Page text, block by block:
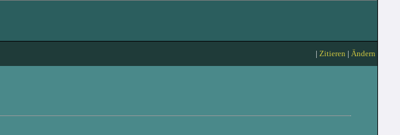
| Zitieren | Ändern